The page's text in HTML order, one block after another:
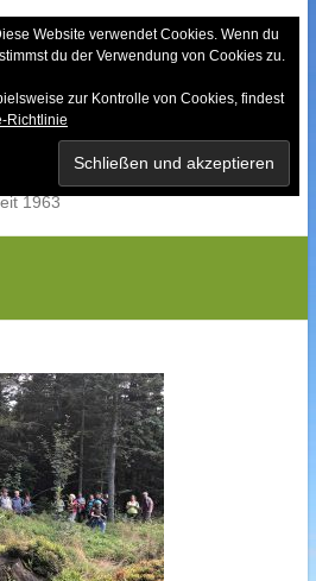
1963
Website verwendet Cookies. Wenn du
du der Verwendung von Cookies zu.
zur Kontrolle von Cookies, findest
Richtlinie